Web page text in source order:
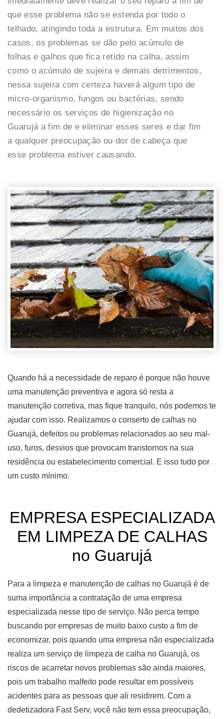
que esse problema não se estenda por todo o
telhado, atingindo toda a estrutura. Em muitos dos
casos, os problemas se dão pelo acúmulo de
folhas e galhos que fica retido na calha, assim
como o acúmulo de sujeira e demais detrimentos,
nessa sujeira com certeza haverá algum tipo de
micro-organismo, fungos ou bactérias, sendo
necessário os serviços de higienização no
Guarujá a fim de e eliminar esses seres e dar fim
a qualquer preocupação ou dor de cabeça que
esse problema estiver causando.
Quando há a necessidade de reparo é porque não houve
uma manutenção preventiva e agora só resta a
manutenção corretiva, mas fique tranquilo, nós podemos te
ajudar com isso. Realizamos o conserto de calhas no
Guarujá, defeitos ou problemas relacionados ao seu mal-
uso, furos, desvios que provocam transtornos na sua
residência ou estabelecimento comercial. E isso tudo por
um custo mínimo.
EMPRESA ESPECIALIZADA
EM LIMPEZA DE CALHAS
no Guarujá
Para a limpeza e manutenção de calhas no Guarujá é de
suma importância a contratação de uma empresa
especializada nesse tipo de serviço. Não perca tempo
buscando por empresas de muito baixo custo a fim de
economizar, pois quando uma empresa não especializada
realiza um serviço de limpeza de calha no Guarujá, os
riscos de acarretar novos problemas são ainda maiores,
pois um trabalho malfeito pode resultar em possíveis
acidentes para as pessoas que ali residirem. Com a
dedetizadora Fast Serv, você não tem essa preocupação,